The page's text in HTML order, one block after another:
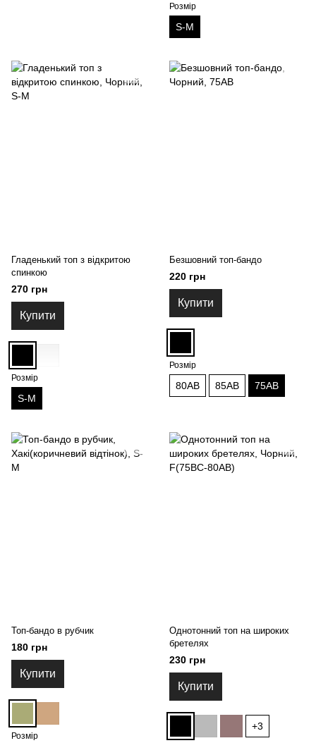
Розмір
S-M
Гладенький топ з відкритою
спинкою
270 грн
Купити
Розмір
S-M
Безшовний топ-бандо
220 грн
Купити
Розмір
80AB 85AB 75AB
Топ-бандо в рубчик
180 грн
Купити
Розмір
Однотонний топ на широких
бретелях
230 грн
Купити
+3